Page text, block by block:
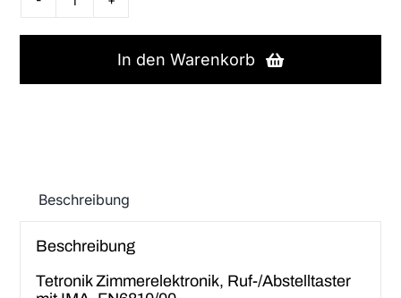
Tetronik
Zimmerelektronik,
Ruf-/Abstelltaster
mit
In den Warenkorb
Beschreibung
Beschreibung
Tetronik Zimmerelektronik, Ruf-/Abstelltaster